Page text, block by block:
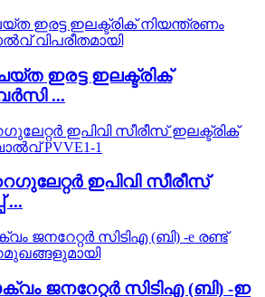
ഇരട്ട ഇലക്ട്രിക്
...
ഇപിവി സീരീസ്
...
ജനറേറ്റർ സിടിഎ (ബി) -ഇ